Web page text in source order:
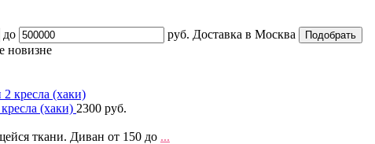
до руб. Доставка в Москва
новизне
(хаки) 2300 руб.
ткани. Диван от 150 до ...